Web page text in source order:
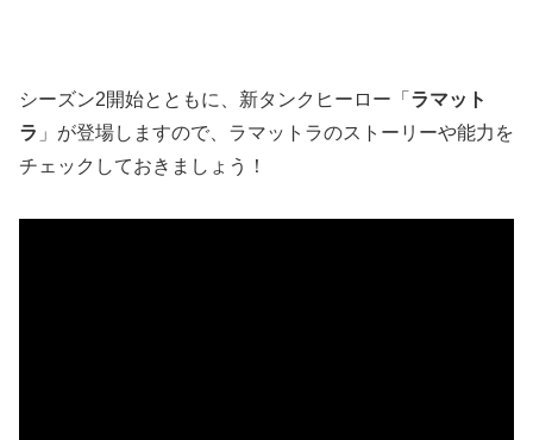
シーズン2開始とともに、新タンクヒーロー「 ラマット
ラ 」が登場しますので、ラマットラのストーリーや能力を
チェックしておきましょう！